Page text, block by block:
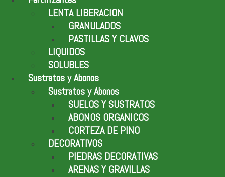
LENTA LIBERACION
GRANULADOS
PASTILLAS Y CLAVOS
LIQUIDOS
SOLUBLES
Sustratos y Abonos
Sustratos y Abonos
SUELOS Y SUSTRATOS
ABONOS ORGANICOS
CORTEZA DE PINO
DECORATIVOS
PIEDRAS DECORATIVAS
ARENAS Y GRAVILLAS